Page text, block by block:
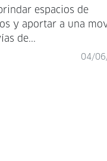
espacios de
y aportar a una
de...
04/